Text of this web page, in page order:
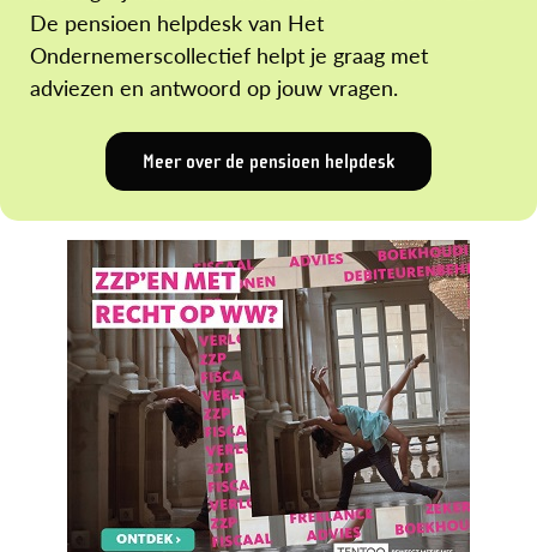
De pensioen helpdesk van Het
Ondernemerscollectief helpt je graag met
adviezen en antwoord op jouw vragen.
Meer over de pensioen helpdesk